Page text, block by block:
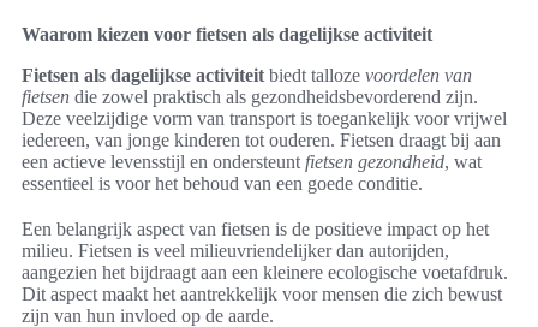
Waarom kiezen voor fietsen als dagelijkse activiteit
Fietsen als dagelijkse activiteit biedt talloze voordelen van
fietsen die zowel praktisch als gezondheidsbevorderend zijn.
Deze veelzijdige vorm van transport is toegankelijk voor vrijwel
iedereen, van jonge kinderen tot ouderen. Fietsen draagt bij aan
een actieve levensstijl en ondersteunt fietsen gezondheid, wat
essentieel is voor het behoud van een goede conditie.
Een belangrijk aspect van fietsen is de positieve impact op het
milieu. Fietsen is veel milieuvriendelijker dan autorijden,
aangezien het bijdraagt aan een kleinere ecologische voetafdruk.
Dit aspect maakt het aantrekkelijk voor mensen die zich bewust
zijn van hun invloed op de aarde.